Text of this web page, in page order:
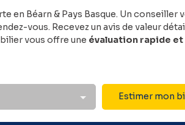
en Béarn & Pays Basque. Un conseiller
vous. Recevez un avis de valeur
vous offre une évaluation rapide et
Estimer mon